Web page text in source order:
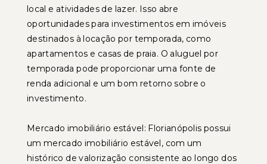
local e atividades de lazer. Isso abre
oportunidades para investimentos em imóveis
destinados à locação por temporada, como
apartamentos e casas de praia. O aluguel por
temporada pode proporcionar uma fonte de
renda adicional e um bom retorno sobre o
investimento.
Mercado imobiliário estável: Florianópolis possui
um mercado imobiliário estável, com um
histórico de valorização consistente ao longo dos